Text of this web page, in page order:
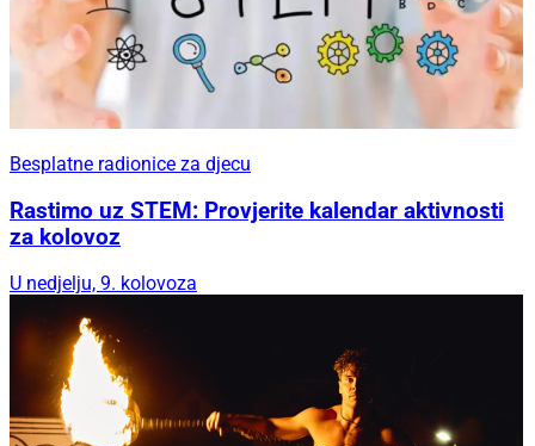
Besplatne radionice za djecu
Rastimo uz STEM: Provjerite kalendar aktivnosti
za kolovoz
U nedjelju, 9. kolovoza